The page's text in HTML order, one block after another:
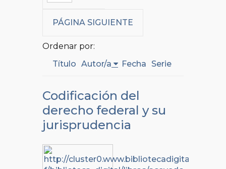
PÁGINA SIGUIENTE
Ordenar por:
Título Autor/a Fecha Serie
Codificación del
derecho federal y su
jurisprudencia